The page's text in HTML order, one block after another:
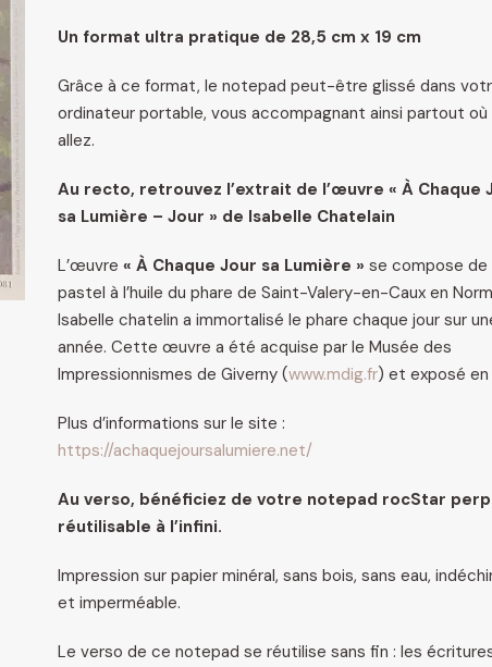
Un format ultra pratique de 28,5 cm x 19 cm
Grâce à ce format, le notepad peut-être glissé dans
ordinateur portable, vous accompagnant ainsi partout où
allez.
Au recto, retrouvez l’extrait de l’œuvre « À Chaque
sa Lumière – Jour » de Isabelle Chatelain
L’œuvre « À Chaque Jour sa Lumière » se compose de
pastel à l’huile du phare de Saint-Valery-en-Caux en
Isabelle chatelin a immortalisé le phare chaque jour sur
année. Cette œuvre a été acquise par le Musée des
Impressionnismes de Giverny (www.mdig.fr) et exposé en
Plus d’informations sur le site :
https://achaquejoursalumiere.net/
Au verso, bénéficiez de votre notepad rocStar
réutilisable à l’infini.
Impression sur papier minéral, sans bois, sans eau,
et imperméable.
Le verso de ce notepad se réutilise sans fin : les